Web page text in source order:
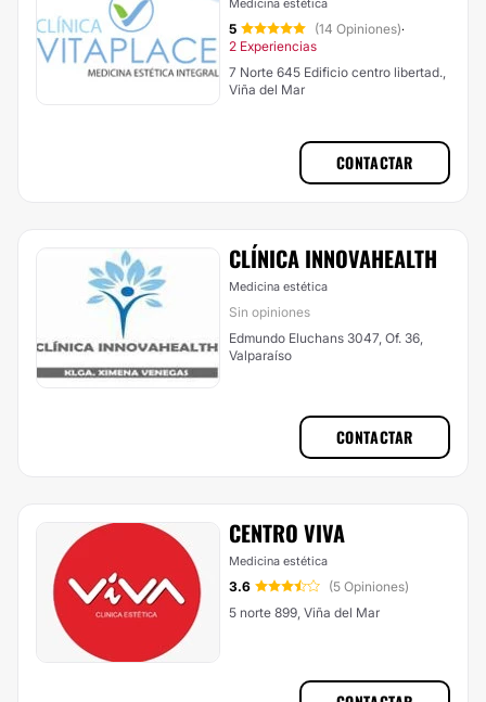
Medicina estética
5 (14 Opiniones)·
2 Experiencias
7 Norte 645 Edificio centro libertad.,
Viña del Mar
CONTACTAR
CLÍNICA INNOVAHEALTH
Medicina estética
Sin opiniones
Edmundo Eluchans 3047, Of. 36,
Valparaíso
CONTACTAR
CENTRO VIVA
Medicina estética
3.6
(5 Opiniones)
5 norte 899, Viña del Mar